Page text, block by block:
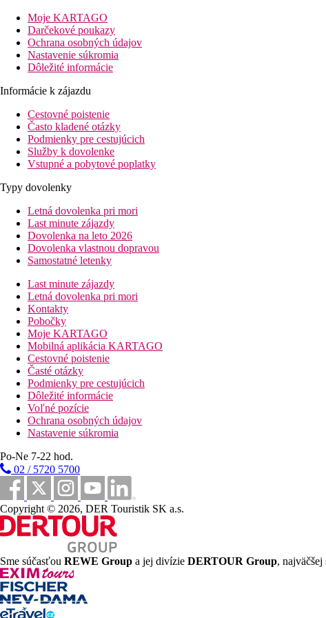
Šport a zábava
Súcastou hotela je vonkajší bazén s terasou na slnenie, na ktoré sú
ostrova Rhodos, hotelový personál Vám rád pomôže so všetkým,
Stravovanie
Stravovanie je ponúkané formou bufetových ranajok alebo polpenzie
Vzdialenosti
18 km
Vzdialenosť od najbližšieho letiska
Pláž
Plážová dovolenka
bazény
Bar pri bazéne
Fotogaléria
Moje KARTAGO
Darčekové poukazy
Ochrana osobných údajov
Nastavenie súkromia
Dôležité informácie
Informácie k zájazdu
Cestovné poistenie
Často kladené otázky
Podmienky pre cestujúcich
Služby k dovolenke
Vstupné a pobytové poplatky
Typy dovolenky
Letná dovolenka pri mori
Last minute zájazdy
Dovolenka na leto 2026
Dovolenka vlastnou dopravou
Samostatné letenky
Last minute zájazdy
Letná dovolenka pri mori
Kontakty
Pobočky
Moje KARTAGO
Mobilná aplikácia KARTAGO
Cestovné poistenie
Časté otázky
Podmienky pre cestujúcich
Dôležité informácie
Voľné pozície
Ochrana osobných údajov
Nastavenie súkromia
Po-Ne 7-22 hod.
02 / 5720 5700
Copyright © 2026, DER Touristik SK a.s.
Sme súčasťou REWE Group a jej divízie DERTOUR Group,